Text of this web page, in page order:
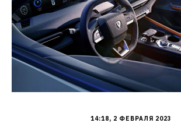
14:18, 2 ФЕВРАЛЯ 2023